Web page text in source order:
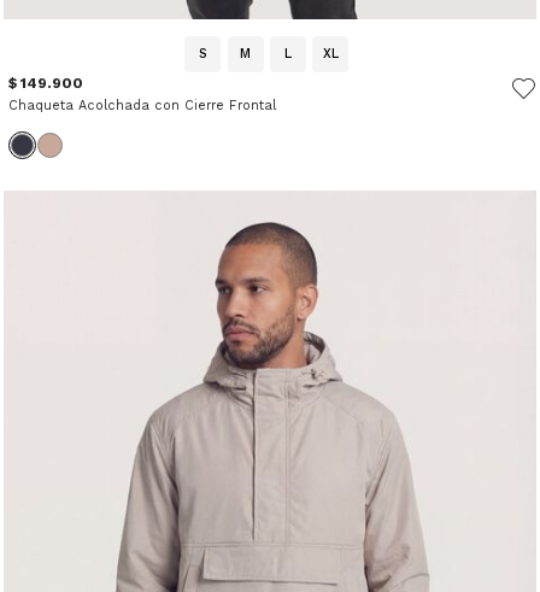
S M L XL
$ 149.900
Chaqueta Acolchada con Cierre Frontal